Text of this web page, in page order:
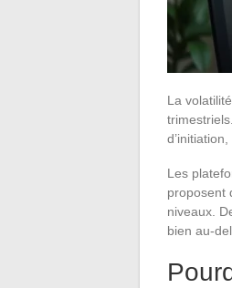
La
Les
proposent
niveaux.
bien au-